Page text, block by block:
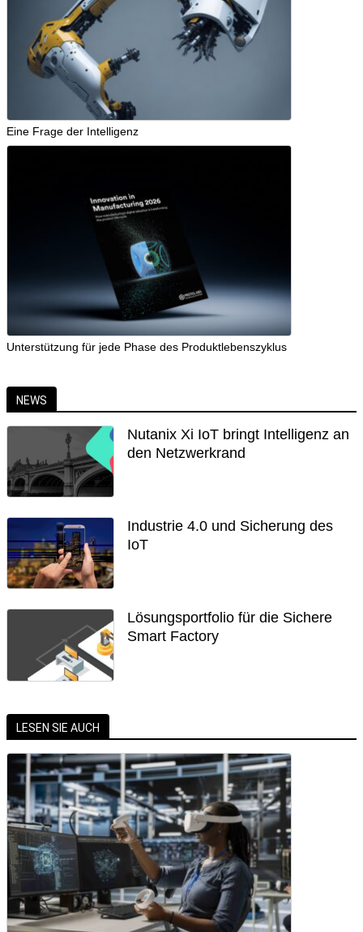
Eine Frage der Intelligenz
Unterstützung für jede Phase des Produktlebenszyklus
NEWS
Nutanix Xi IoT bringt Intelligenz an
den Netzwerkrand
Industrie 4.0 und Sicherung des
IoT
Lösungsportfolio für die Sichere
Smart Factory
LESEN SIE AUCH